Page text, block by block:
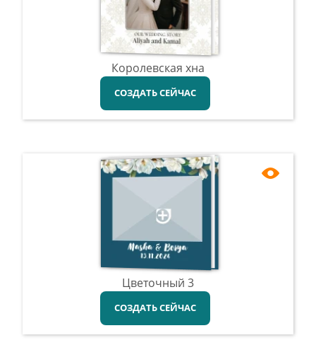
Королевская хна
СОЗДАТЬ СЕЙЧАС
Цветочный 3
СОЗДАТЬ СЕЙЧАС